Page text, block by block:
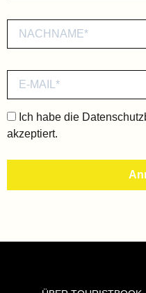
Ich habe die
akzeptiert.